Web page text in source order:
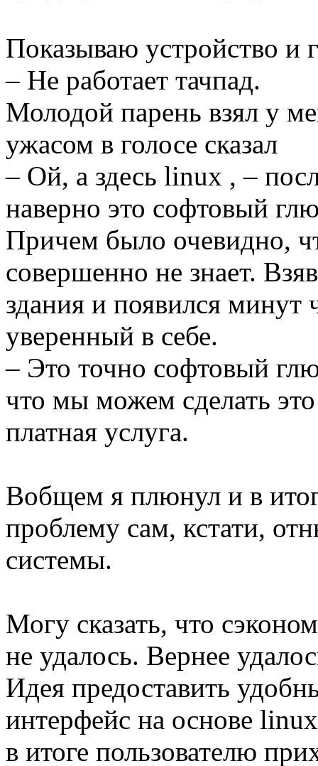
Показываю устройство и
– Не работает тачпад.
Молодой парень взял у
ужасом в голосе сказал
– Ой, а здесь linux , –
наверно это софтовый
Причем было очевидно,
совершенно не знает.
здания и появился минут
уверенный в себе.
– Это точно софтовый
что мы можем сделать
платная услуга.
Вобщем я плюнул и в
проблему сам, кстати,
системы.
Могу сказать, что
не удалось. Вернее
Идея предоставить
интерфейс на основе
в итоге пользователю